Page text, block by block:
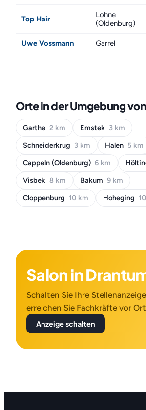
Top Hair
Lohne
(Oldenburg)
Uwe Vossmann Garrel
Orte in der Umgebung
Garthe 2 km Emstek 3 km
Schneiderkrug 3 km Halen 5 km
Cappeln (Oldenburg) 6 km
Visbek 8 km Bakum 9 km
Cloppenburg 10 km Hoheging
Salon in
Schalten Sie Ihre
erreichen Sie Fachkräfte vor
Anzeige schalten